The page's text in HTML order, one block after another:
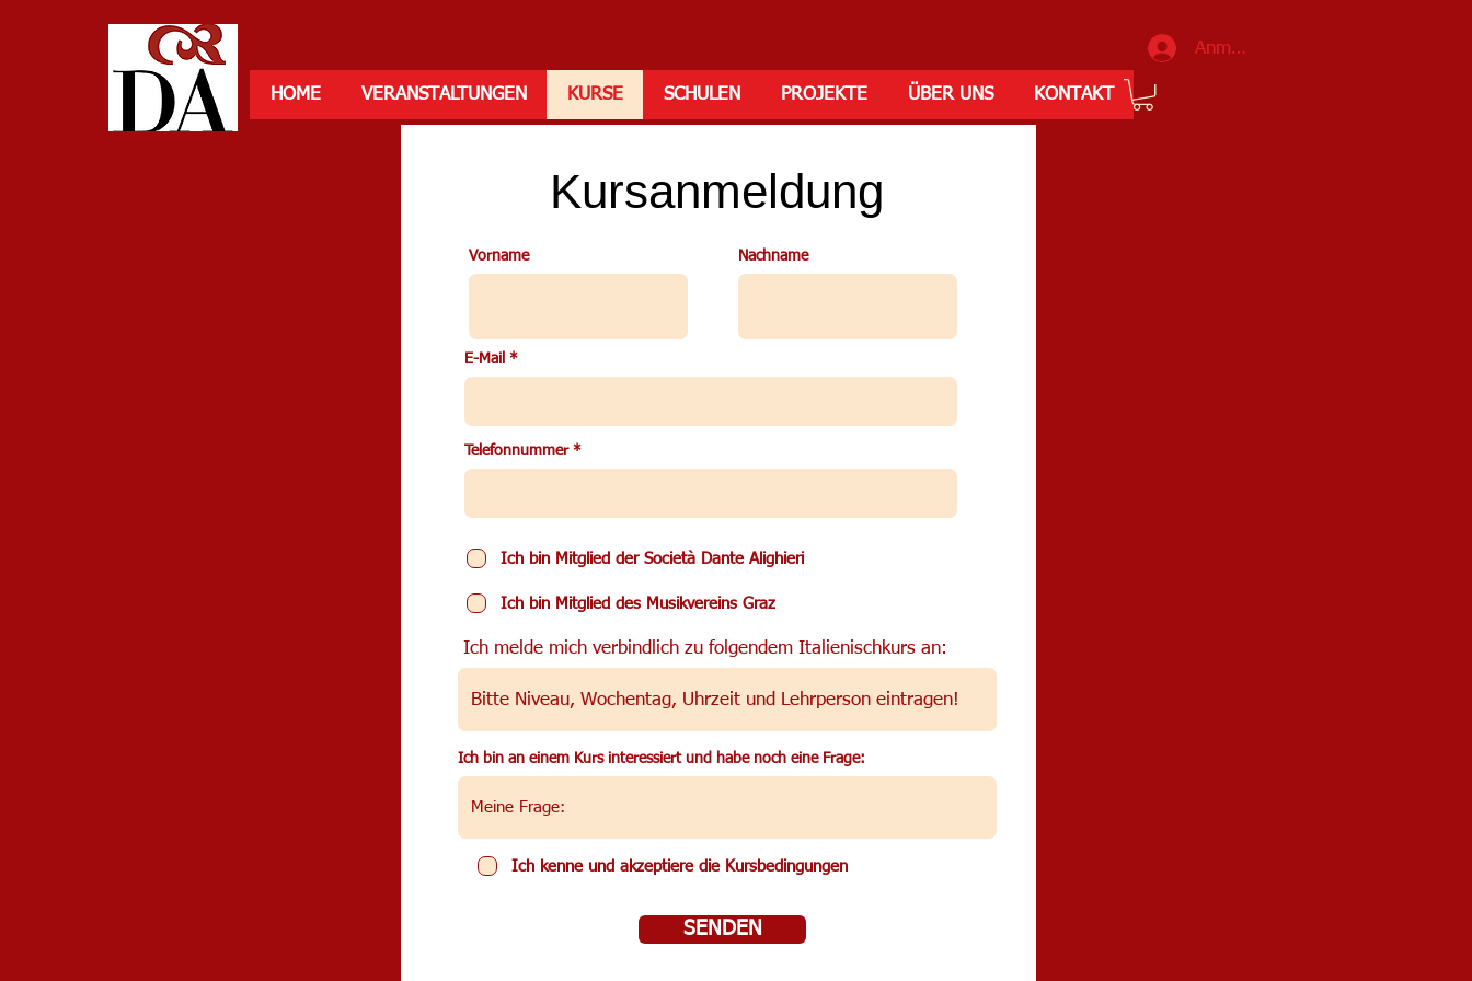
Anmelden
HOME VERANSTALTUNGEN KURSE SCHULEN PROJEKTE ÜBER UNS KONTAKT
Kursanmeldung
Vorname Nachname
E-Mail
Telefonnummer
Ich bin Mitglied der Società Dante Alighieri
Ich bin Mitglied des Musikvereins Graz
Ich melde mich verbindlich zu folgendem Italienischkurs an:
Ich bin an einem Kurs interessiert und habe noch eine Frage:
Ich kenne und akzeptiere die Kursbedingungen
SENDEN